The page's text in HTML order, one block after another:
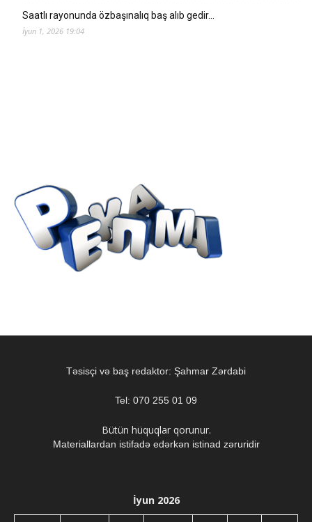
Saatlı rayonunda özbaşınalıq baş alıb gedir…
İyun 1, 2026 19:04
Təsisçi və baş redaktor: Şahmar Zərdabi
Tel: 070 255 01 09
Bütün hüquqlar qorunur.
Materiallardan istifadə edərkən istinad zəruridir
İyun 2026